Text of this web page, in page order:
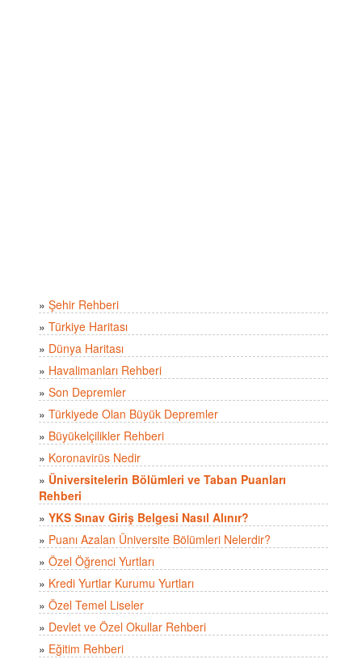
» Şehir Rehberi
» Türkiye Haritası
» Dünya Haritası
» Havalimanları Rehberi
» Son Depremler
» Türkiyede Olan Büyük Depremler
» Büyükelçilikler Rehberi
» Koronavirüs Nedir
» Üniversitelerin Bölümleri ve Taban Puanları
Rehberi
» YKS Sınav Giriş Belgesi Nasıl Alınır?
» Puanı Azalan Üniversite Bölümleri Nelerdir?
» Özel Öğrenci Yurtları
» Kredi Yurtlar Kurumu Yurtları
» Özel Temel Liseler
» Devlet ve Özel Okullar Rehberi
» Eğitim Rehberi